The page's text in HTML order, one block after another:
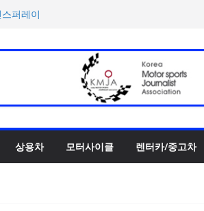
퍼레이
델 공
3종 공
상용차 모터사이클 렌터카/중고차